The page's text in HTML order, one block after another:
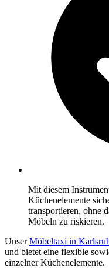
Mit diesem
Küchenelemente
transportieren, ohne
Möbeln zu riskieren.
UnserMöbeltaxi in
und bietet eine flexible
einzelner Küchenelemente.